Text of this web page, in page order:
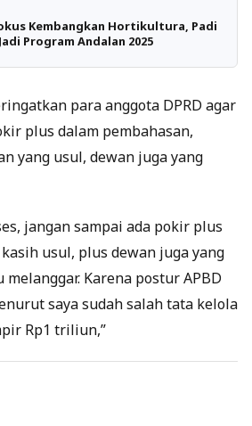
Kembangkan Hortikultura, Padi
Program Andalan 2025
para anggota DPRD agar
plus dalam pembahasan,
yang usul, dewan juga yang
jangan sampai ada pokir plus
usul, plus dewan juga yang
Karena postur APBD
saya sudah salah tata kelola
Rp1 triliun,”